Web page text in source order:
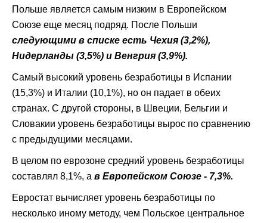
Польше является самым низким в Европейском
Союзе еще месяц подряд. После Польши
следующими в списке есть Чехия (3,2%),
Нидерланды (3,5%) и Венгрия (3,9%).
Самый высокий уровень безработицы в Испании
(15,3%) и Италии (10,1%), но он падает в обеих
странах. С другой стороны, в Швеции, Бельгии и
Словакии уровень безработицы вырос по сравнению
с предыдущими месяцами.
В целом по еврозоне средний уровень безработицы
составлял 8,1%, а в Европейском Союзе - 7,3%.
Евростат вычисляет уровень безработицы по
несколько иному методу, чем Польское центральное